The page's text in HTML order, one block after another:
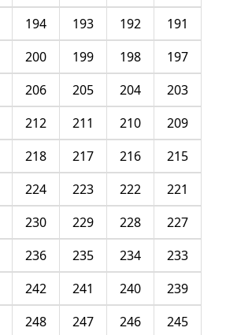
191
192
193
194
197
198
199
200
203
204
205
206
209
210
211
212
215
216
217
218
221
222
223
224
227
228
229
230
233
234
235
236
239
240
241
242
245
246
247
248